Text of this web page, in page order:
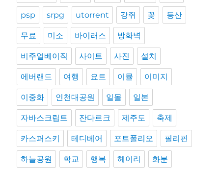
psp srpg utorrent 강쥐 꽃 등산
무료 미소 바이러스 방화벽
비주얼베이직 사이트 사진 설치
에버랜드 여행 요트 이뮬 이미지
이중화 인천대공원 일몰 일본
자바스크립트 잔다르크 제주도 축제
카스퍼스키 테디베어 포트폴리오 필리핀
하늘공원 학교 행복 헤이리 화분